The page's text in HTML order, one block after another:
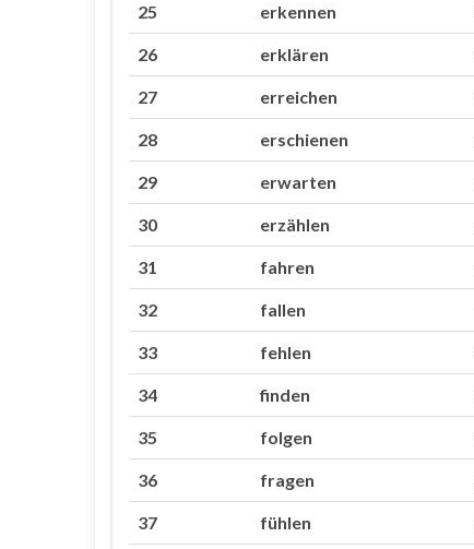
25 erkennen
26 erklären
27 erreichen
28 erschienen
29 erwarten
30 erzählen
31 fahren
32 fallen
33 fehlen
34 finden
35 folgen
36 fragen
37 fühlen